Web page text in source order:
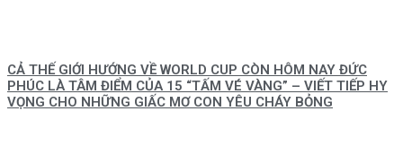
CẢ THẾ GIỚI HƯỚNG VỀ WORLD CUP CÒN HÔM NAY ĐỨC
PHÚC LÀ TÂM ĐIỂM CỦA 15 “TẤM VÉ VÀNG” – VIẾT TIẾP HY
VỌNG CHO NHỮNG GIẤC MƠ CON YÊU CHÁY BỎNG